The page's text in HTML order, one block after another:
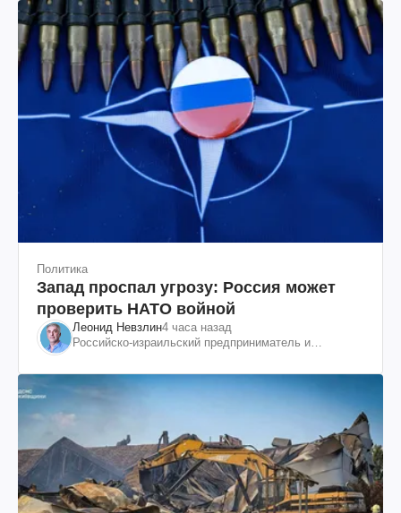
Политика
Запад проспал угрозу: Россия может
проверить НАТО войной
Леонид Невзлин4 часа назад
Российско-израильский предприниматель и
"ЮКОСа"